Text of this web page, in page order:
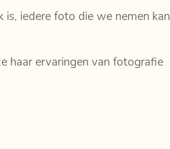
iedere foto die we nemen kan
haar ervaringen van fotografie